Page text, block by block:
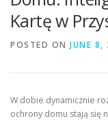
SMART DOM AI
Kartę w
POSTED ON JUNE 8,
W dobie dynamicznie
ochrony domu stają się